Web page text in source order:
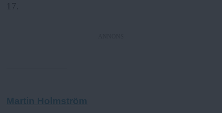
17.
Martin Holmström